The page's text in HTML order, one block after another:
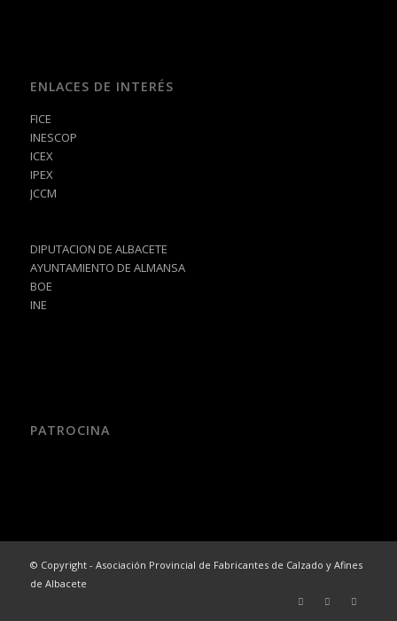
ENLACES DE INTERÉS
FICE
INESCOP
ICEX
IPEX
JCCM
DIPUTACION DE ALBACETE
AYUNTAMIENTO DE ALMANSA
BOE
INE
PATROCINA
© Copyright - Asociación Provincial de Fabricantes de Calzado y Afines
de Albacete